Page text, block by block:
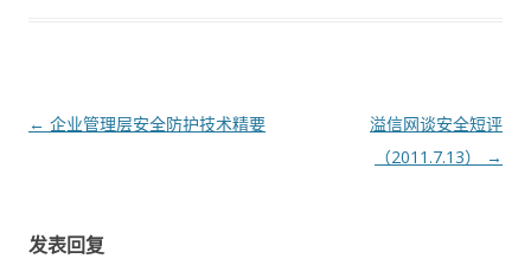
文章导航
← 企业管理层安全防护技术精要
溢信网谈安全短评
（2011.7.13）
→
发表回复